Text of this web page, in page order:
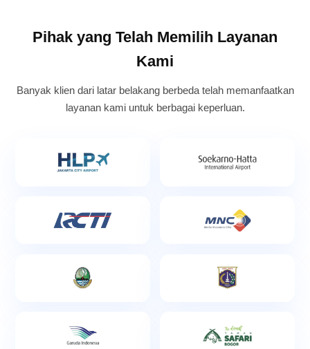
Pihak yang Telah Memilih Layanan
Kami
Banyak klien dari latar belakang berbeda telah memanfaatkan
layanan kami untuk berbagai keperluan.